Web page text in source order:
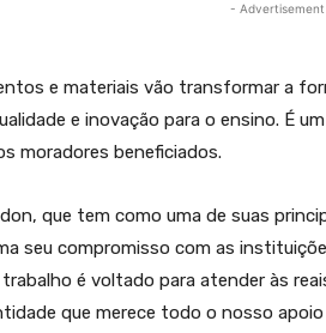
-
e materiais vão transformar a
e inovação para o ensino. É
moradores beneficiados.
que tem como uma de suas
seu compromisso com as
trabalho é voltado para atender às
que merece todo o nosso